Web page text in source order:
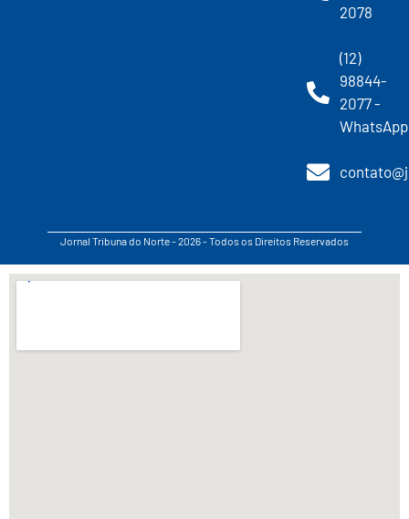
2078
(12)
98844-
2077 -
WhatsApp
Jornal Tribuna do Norte - 2026 - Todos os Direitos Reservados